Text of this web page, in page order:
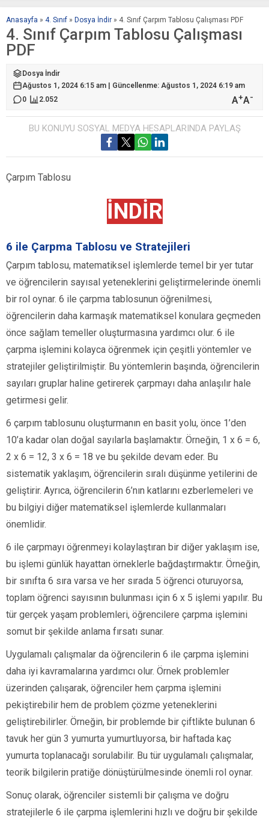
Anasayfa » 4. Sınıf » Dosya İndir » 4. Sınıf Çarpım Tablosu Çalışması PDF
4. Sınıf Çarpım Tablosu Çalışması
PDF
Dosya İndir
Ağustos 1, 2024 6:15 am | Güncellenme: Ağustos 1, 2024 6:19 am
0
2.052 A+A-
BU KONUYU SOSYAL MEDYA HESAPLARINDA PAYLAŞ
Çarpım Tablosu
İNDİR
6 ile Çarpma Tablosu ve Stratejileri
Çarpım tablosu, matematiksel işlemlerde temel bir yer tutar
ve öğrencilerin sayısal yeteneklerini geliştirmelerinde önemli
bir rol oynar. 6 ile çarpma tablosunun öğrenilmesi,
öğrencilerin daha karmaşık matematiksel konulara geçmeden
önce sağlam temeller oluşturmasına yardımcı olur. 6 ile
çarpma işlemini kolayca öğrenmek için çeşitli yöntemler ve
stratejiler geliştirilmiştir. Bu yöntemlerin başında, öğrencilerin
sayıları gruplar haline getirerek çarpmayı daha anlaşılır hale
getirmesi gelir.
6 çarpım tablosunu oluşturmanın en basit yolu, önce 1’den
10’a kadar olan doğal sayılarla başlamaktır. Örneğin, 1 x 6 = 6,
2 x 6 = 12, 3 x 6 = 18 ve bu şekilde devam eder. Bu
sistematik yaklaşım, öğrencilerin sıralı düşünme yetilerini de
geliştirir. Ayrıca, öğrencilerin 6’nın katlarını ezberlemeleri ve
bu bilgiyi diğer matematiksel işlemlerde kullanmaları
önemlidir.
6 ile çarpmayı öğrenmeyi kolaylaştıran bir diğer yaklaşım ise,
bu işlemi günlük hayattan örneklerle bağdaştırmaktır. Örneğin,
bir sınıfta 6 sıra varsa ve her sırada 5 öğrenci oturuyorsa,
toplam öğrenci sayısının bulunması için 6 x 5 işlemi yapılır. Bu
tür gerçek yaşam problemleri, öğrencilere çarpma işlemini
somut bir şekilde anlama fırsatı sunar.
Uygulamalı çalışmalar da öğrencilerin 6 ile çarpma işlemini
daha iyi kavramalarına yardımcı olur. Örnek problemler
üzerinden çalışarak, öğrenciler hem çarpma işlemini
pekiştirebilir hem de problem çözme yeteneklerini
geliştirebilirler. Örneğin, bir problemde bir çiftlikte bulunan 6
tavuk her gün 3 yumurta yumurtluyorsa, bir haftada kaç
yumurta toplanacağı sorulabilir. Bu tür uygulamalı çalışmalar,
teorik bilgilerin pratiğe dönüştürülmesinde önemli rol oynar.
Sonuç olarak, öğrenciler sistemli bir çalışma ve doğru
stratejilerle 6 ile çarpma işlemlerini hızlı ve doğru bir şekilde